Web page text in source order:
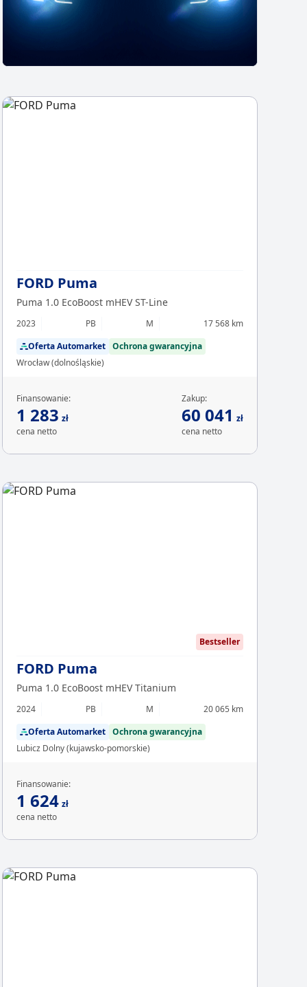
FORD Puma
Puma 1.0 EcoBoost mHEV ST-Line
2023 PB M
17 568 km
Oferta Automarket
Ochrona gwarancyjna
Wrocław (dolnośląskie)
Finansowanie:
1 283 zł
cena netto
Zakup:
60 041 zł
cena netto
Bestseller
FORD Puma
Puma 1.0 EcoBoost mHEV Titanium
2024 PB M
20 065 km
Oferta Automarket
Ochrona gwarancyjna
Lubicz Dolny (kujawsko-pomorskie)
Finansowanie:
1 624 zł
cena netto